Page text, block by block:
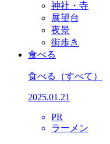
神社・寺
展望台
夜景
街歩き
食べる
食べる （すべて）
2025.01.21
PR
ラーメン